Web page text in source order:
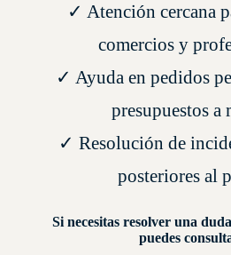
✓ Atención cercana
comercios y
✓ Ayuda en pedidos
presupuestos a
✓ Resolución de
posteriores al
Si necesitas resolver una
puedes